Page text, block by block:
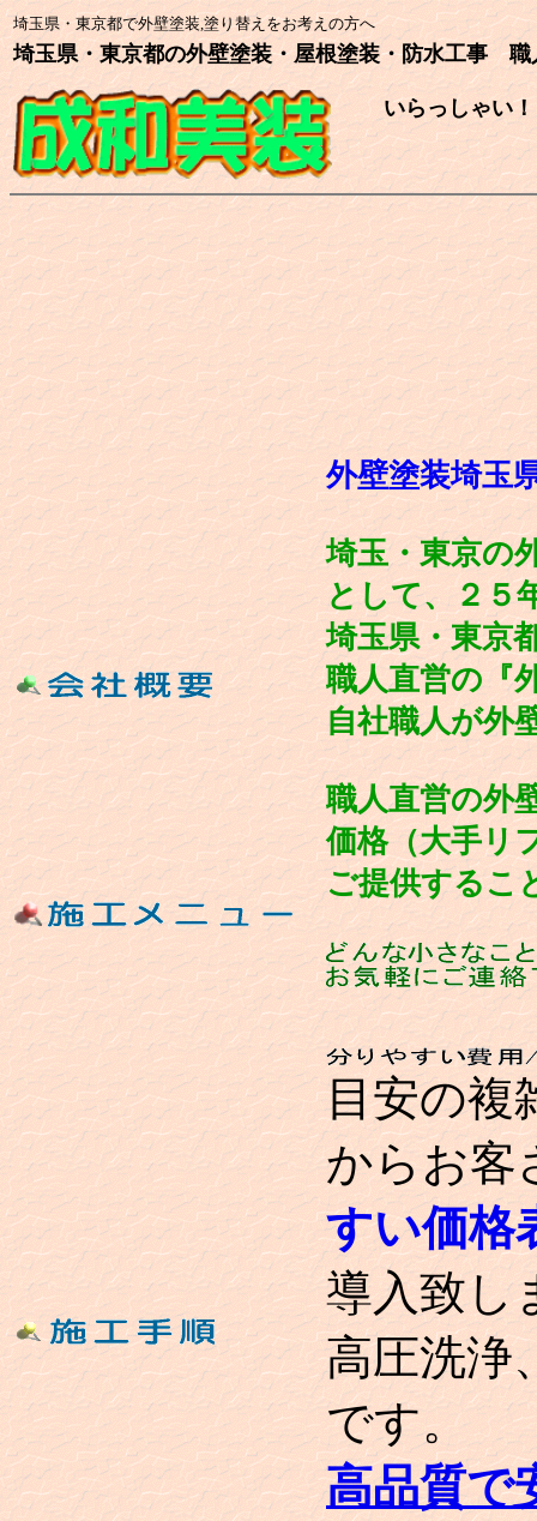
埼玉県・東京都で外壁塗装,塗り替えをお考えの方へ
埼玉県・東京都の外壁塗装・屋根塗装・防水工事
いらっしゃい
外壁塗装埼玉
埼玉・東京の
として、２５
埼玉県・東京
職人直営の『
自社職人が外
職人直営の外
価格（大手リ
ご提供するこ
目安の複
からお客
すい価格
導入致し
高圧洗浄
です。
高品質で